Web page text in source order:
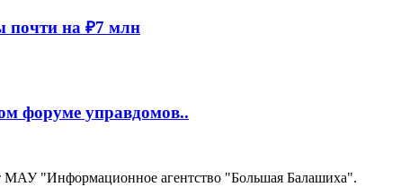
почти на ₽7 млн
форуме управдомов..
МАУ "Информационное агентство "Большая Балашиха".